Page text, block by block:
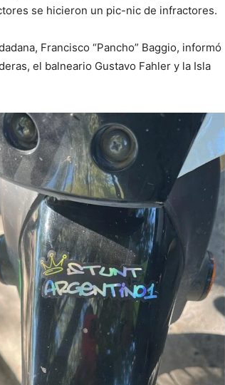
se hicieron un pic-nic de infractores.
Francisco “Pancho” Baggio, informó
el balneario Gustavo Fahler y la Isla